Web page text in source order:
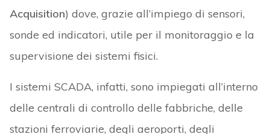
Acquisition) dove, grazie all’impiego di sensori,
sonde ed indicatori, utile per il monitoraggio e la
supervisione dei sistemi fisici.
I sistemi SCADA, infatti, sono impiegati all’interno
delle centrali di controllo delle fabbriche, delle
stazioni ferroviarie, degli aeroporti, degli